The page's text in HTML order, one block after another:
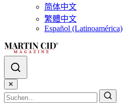
简体中文
繁體中文
Español (Latinoamérica)
✕